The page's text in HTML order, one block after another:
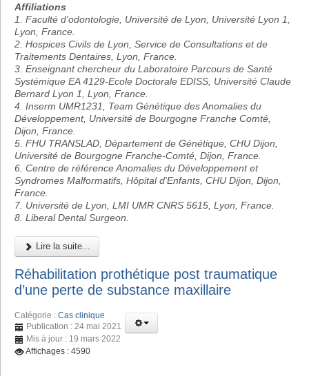
Affiliations
1. Faculté d'odontologie, Université de Lyon, Université Lyon 1,
Lyon, France.
2. Hospices Civils de Lyon, Service de Consultations et de
Traitements Dentaires, Lyon, France.
3. Enseignant chercheur du Laboratoire Parcours de Santé
Systémique EA 4129-Ecole Doctorale EDISS, Université Claude
Bernard Lyon 1, Lyon, France.
4. Inserm UMR1231, Team Génétique des Anomalies du
Développement, Université de Bourgogne Franche Comté,
Dijon, France.
5. FHU TRANSLAD, Département de Génétique, CHU Dijon,
Université de Bourgogne Franche-Comté, Dijon, France.
6. Centre de référence Anomalies du Développement et
Syndromes Malformatifs, Hôpital d'Enfants, CHU Dijon, Dijon,
France.
7. Université de Lyon, LMI UMR CNRS 5615, Lyon, France.
8. Liberal Dental Surgeon.
Lire la suite...
Réhabilitation prothétique post traumatique
d’une perte de substance maxillaire
Catégorie : Cas clinique
Publication : 24 mai 2021
Mis à jour : 19 mars 2022
Affichages : 4590